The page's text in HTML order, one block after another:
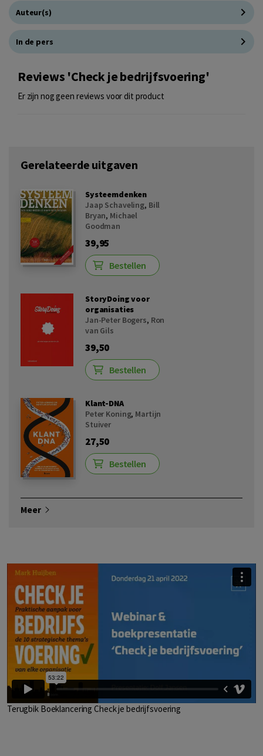
Auteur(s)
In de pers
Reviews 'Check je bedrijfsvoering'
Er zijn nog geen reviews voor dit product
Gerelateerde uitgaven
Systeemdenken
Jaap Schaveling, Bill
Bryan, Michael
Goodman
39,95
Bestellen
StoryDoing voor
organisaties
Jan-Peter Bogers, Ron
van Gils
39,50
Bestellen
Klant-DNA
Peter Koning, Martijn
Stuiver
27,50
Bestellen
Meer
Terugbik Boeklancering Check je bedrijfsvoering